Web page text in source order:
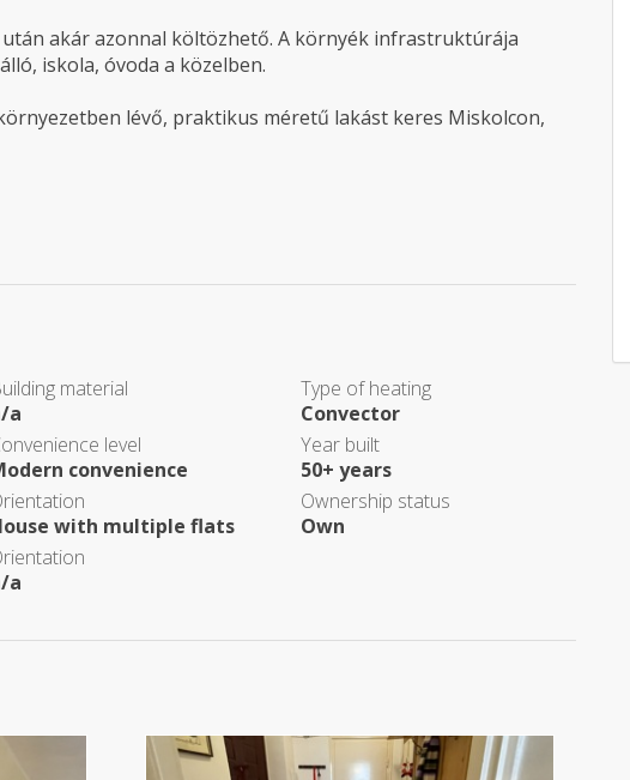
akár azonnal költözhető. A környék infrastruktúrája
iskola, óvoda a közelben.
lévő, praktikus méretű lakást keres Miskolcon,
material
a
Type of heating
Convector
level
convenience
Year built
50+ years
with multiple flats
Ownership status
Own
a